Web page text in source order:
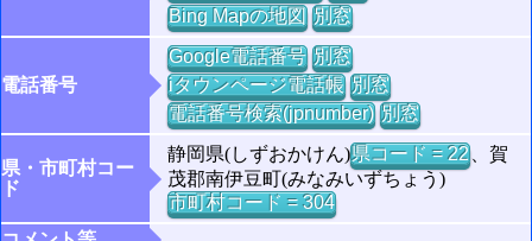
Bing Mapの地図 別窓
電話番号
Google電話番号 別窓
iタウンページ電話帳 別窓
電話番号検索(jpnumber) 別窓
県・市町村コー
ド
静岡県(しずおかけん)県コード = 22、賀
茂郡南伊豆町(みなみいずちょう)
市町村コード = 304